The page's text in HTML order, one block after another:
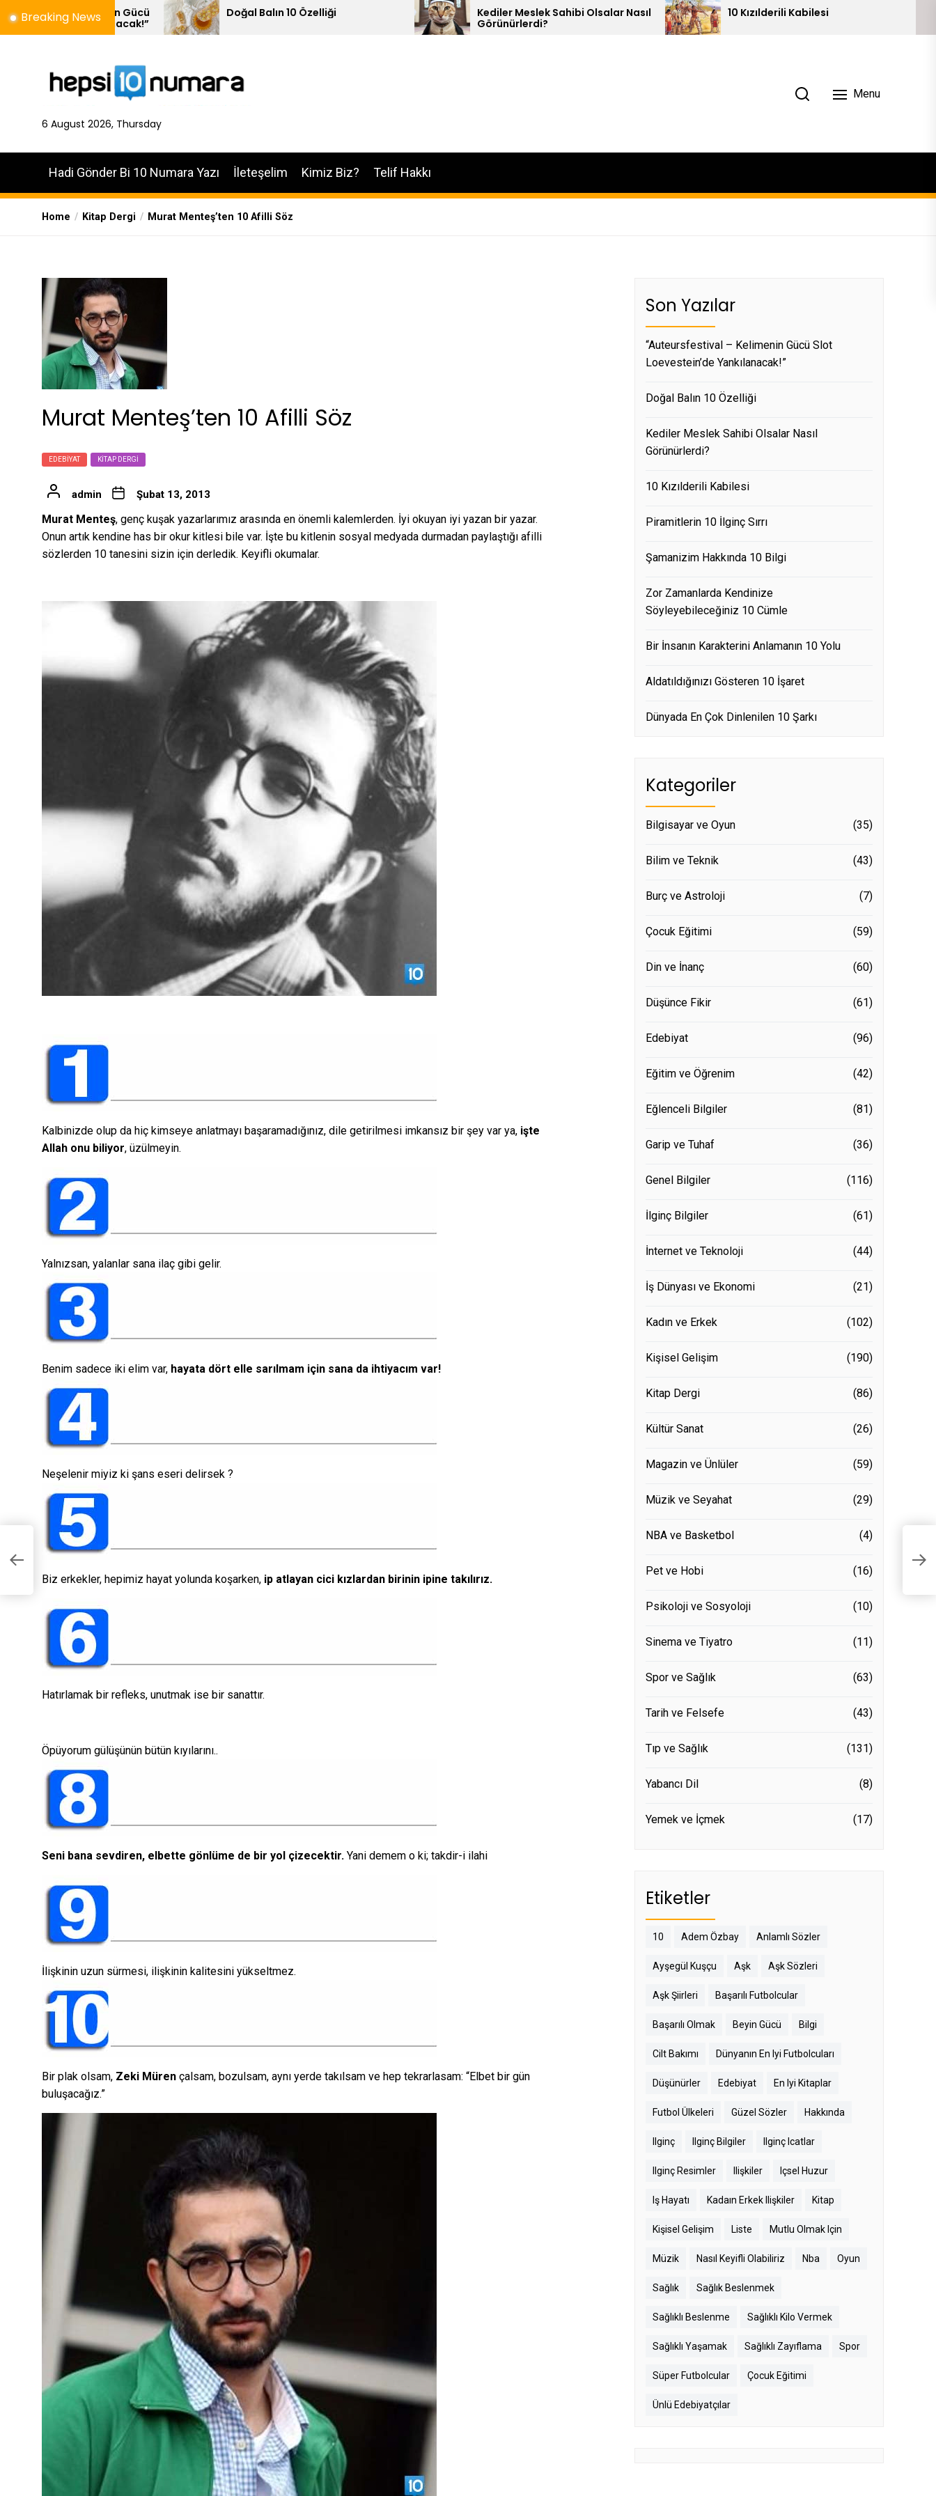
to
Breaking News
Gücü
Doğal Balın 10 Özelliği
Kediler Meslek Sahibi Olsalar Nasıl
Görünürlerdi?
10 Kızılderili Kabilesi
6 August 2026, Thursday
Menu
Hadi Gönder Bi 10 Numara Yazı İleteşelim Kimiz Biz? Telif Hakkı
Home Kitap Dergi Murat Menteş’ten 10 Afilli Söz
Murat Menteş’ten 10 Afilli Söz
EDEBIYAT KITAP DERGI
admin Şubat 13, 2013
Murat Menteş, genç kuşak yazarlarımız arasında en önemli kalemlerden. İyi okuyan iyi yazan bir yazar.
Onun artık kendine has bir okur kitlesi bile var. İşte bu kitlenin sosyal medyada durmadan paylaştığı afilli
sözlerden 10 tanesini sizin için derledik. Keyifli okumalar.
Kalbinizde olup da hiç kimseye anlatmayı başaramadığınız, dile getirilmesi imkansız bir şey var ya, işte
Allah onu biliyor, üzülmeyin.
Yalnızsan, yalanlar sana ilaç gibi gelir.
Benim sadece iki elim var, hayata dört elle sarılmam için sana da ihtiyacım var!
Neşelenir miyiz ki şans eseri delirsek ?
Biz erkekler, hepimiz hayat yolunda koşarken, ip atlayan cici kızlardan birinin ipine takılırız.
Hatırlamak bir refleks, unutmak ise bir sanattır.
Öpüyorum gülüşünün bütün kıyılarını..
Seni bana sevdiren, elbette gönlüme de bir yol çizecektir. Yani demem o ki; takdir-i ilahi
İlişkinin uzun sürmesi, ilişkinin kalitesini yükseltmez.
Bir plak olsam, Zeki Müren çalsam, bozulsam, aynı yerde takılsam ve hep tekrarlasam: “Elbet bir gün
buluşacağız.”
Son Yazılar
“Auteursfestival – Kelimenin Gücü Slot
Loevestein’de Yankılanacak!”
Doğal Balın 10 Özelliği
Kediler Meslek Sahibi Olsalar Nasıl
Görünürlerdi?
10 Kızılderili Kabilesi
Piramitlerin 10 İlginç Sırrı
Şamanizim Hakkında 10 Bilgi
Zor Zamanlarda Kendinize
Söyleyebileceğiniz 10 Cümle
Bir İnsanın Karakterini Anlamanın 10 Yolu
Aldatıldığınızı Gösteren 10 İşaret
Dünyada En Çok Dinlenilen 10 Şarkı
Kategoriler
Bilgisayar ve Oyun (35)
Bilim ve Teknik (43)
Burç ve Astroloji (7)
Çocuk Eğitimi (59)
Din ve İnanç (60)
Düşünce Fikir (61)
Edebiyat (96)
Eğitim ve Öğrenim (42)
Eğlenceli Bilgiler (81)
Garip ve Tuhaf (36)
Genel Bilgiler (116)
İlginç Bilgiler (61)
İnternet ve Teknoloji (44)
İş Dünyası ve Ekonomi (21)
Kadın ve Erkek (102)
Kişisel Gelişim (190)
Kitap Dergi (86)
Kültür Sanat (26)
Magazin ve Ünlüler (59)
Müzik ve Seyahat (29)
NBA ve Basketbol (4)
Pet ve Hobi (16)
Psikoloji ve Sosyoloji (10)
Sinema ve Tiyatro (11)
Spor ve Sağlık (63)
Tarih ve Felsefe (43)
Tıp ve Sağlık (131)
Yabancı Dil (8)
Yemek ve İçmek (17)
Etiketler
10 Adem Özbay Anlamlı Sözler
Ayşegül Kuşçu Aşk Aşk Sözleri
Aşk Şiirleri Başarılı Futbolcular
Başarılı Olmak Beyin Gücü Bilgi
Cilt Bakımı Dünyanın En Iyi Futbolcuları
Düşünürler Edebiyat En Iyi Kitaplar
Futbol Ülkeleri Güzel Sözler Hakkında
Ilginç Ilginç Bilgiler Ilginç Icatlar
Ilginç Resimler Ilişkiler Içsel Huzur
Iş Hayatı Kadaın Erkek Ilişkiler Kitap
Kişisel Gelişim Liste Mutlu Olmak Için
Müzik Nasıl Keyifli Olabiliriz Nba Oyun
Sağlık Sağlık Beslenmek
Sağlıklı Beslenme Sağlıklı Kilo Vermek
Sağlıklı Yaşamak Sağlıklı Zayıflama Spor
Süper Futbolcular Çocuk Eğitimi
Ünlü Edebiyatçılar